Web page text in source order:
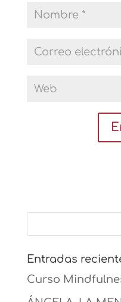
Entradas
Curso